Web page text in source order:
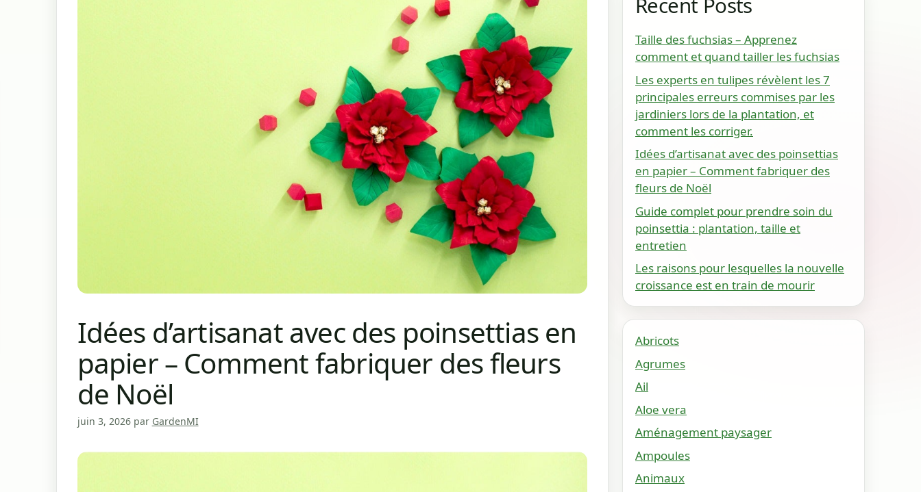
Idées d’artisanat avec des poinsettias en
papier – Comment fabriquer des fleurs
de Noël
juin 3, 2026 par GardenMI
Taille des fuchsias – Apprenez
comment et quand tailler les fuchsias
Les experts en tulipes révèlent les 7
principales erreurs commises par les
jardiniers lors de la plantation, et
comment les corriger.
Idées d’artisanat avec des poinsettias
en papier – Comment fabriquer des
fleurs de Noël
Guide complet pour prendre soin du
poinsettia : plantation, taille et
entretien
Les raisons pour lesquelles la nouvelle
croissance est en train de mourir
Abricots
Agrumes
Ail
Aloe vera
Aménagement paysager
Ampoules
Animaux